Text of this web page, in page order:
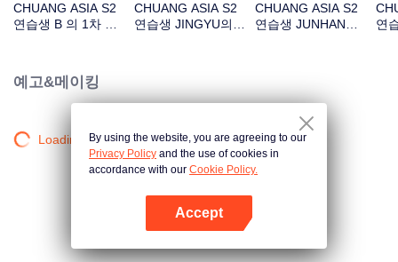
CHUANG ASIA S2
연습생 B 의 1차 공
CHUANG ASIA S2
연습생 JINGYU의 1
CHUANG ASIA S2
연습생 JUNHAN의 1
연
예고&메이킹
Loading…By using the website, you are agreeing to our
Privacy Policy and the use of cookies in
accordance with our Cookie Policy.
Accept